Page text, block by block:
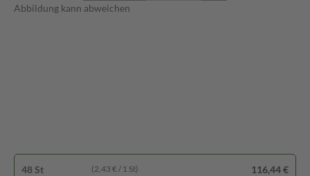
Abbildung kann abweichen
48 St (2,43 € / 1 St) 116,44 €